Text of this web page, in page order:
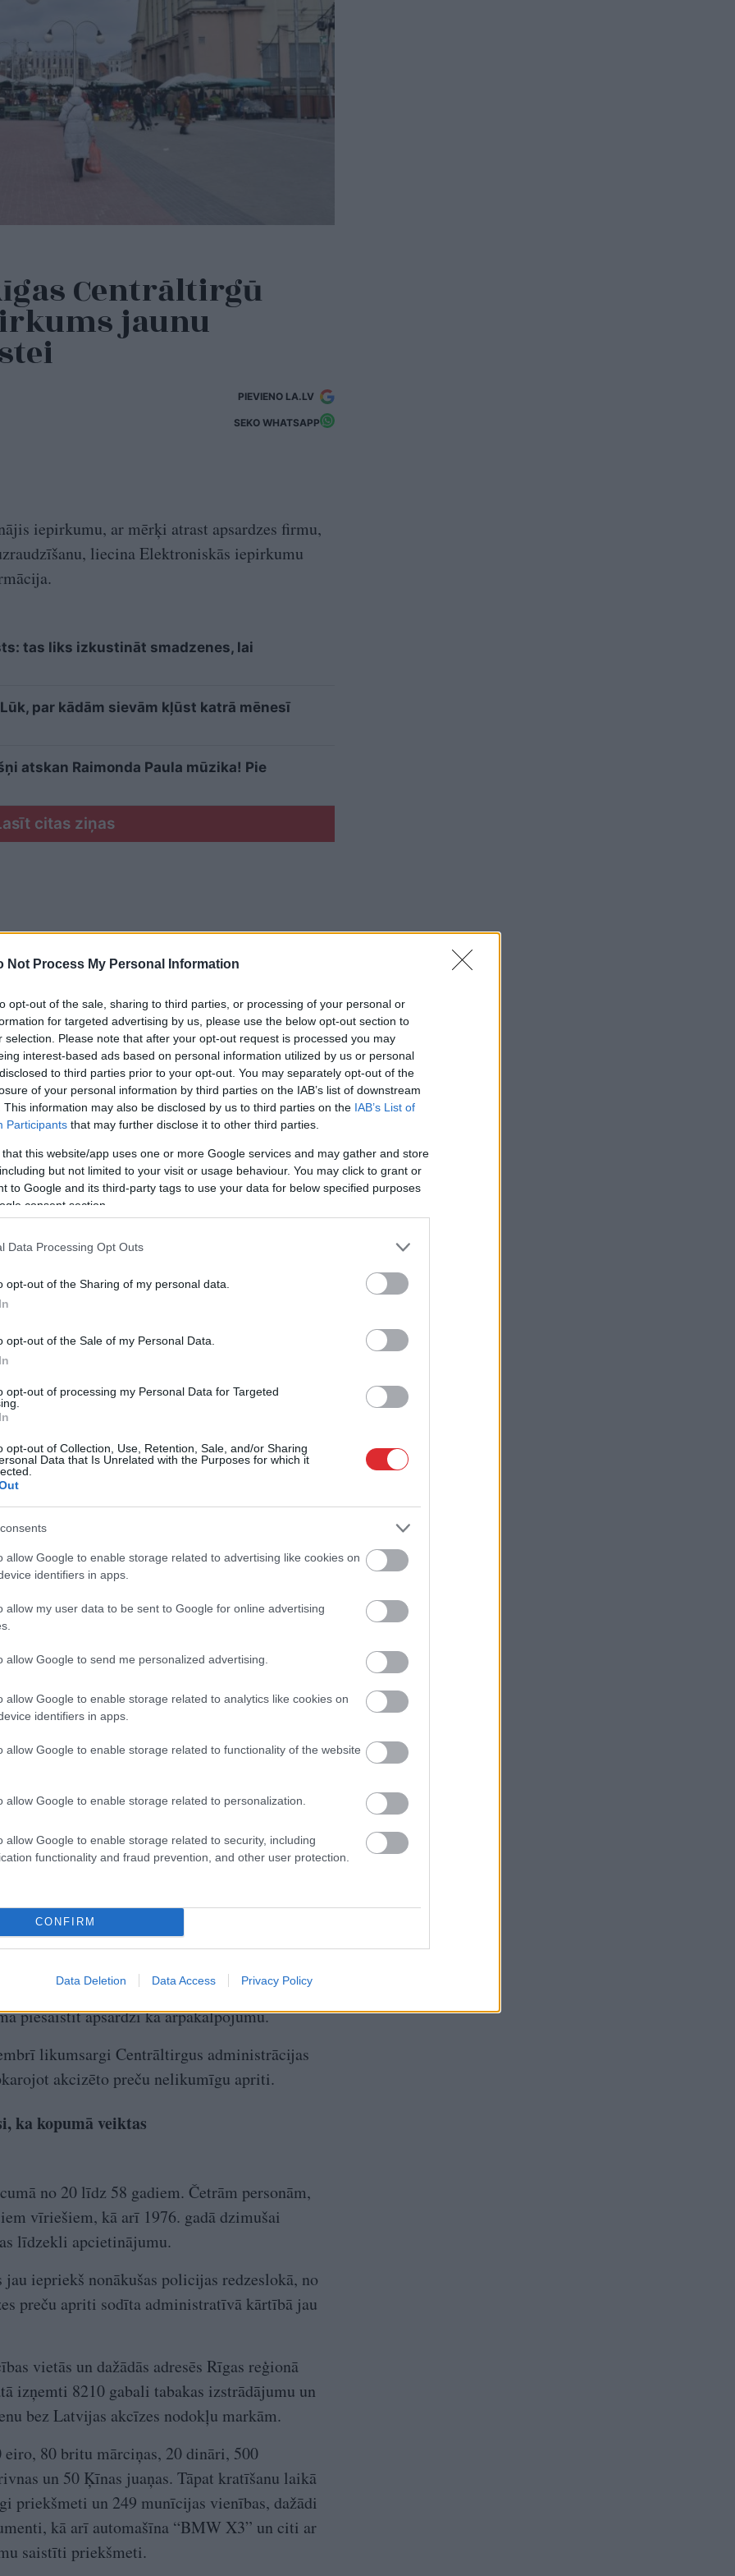
Not Process My Personal Information
opt-out of the sale, sharing to third parties, or processing of your personal or
for targeted advertising by us, please use the below opt-out section to
selection. Please note that after your opt-out request is processed you may
interest-based ads based on personal information utilized by us or personal
to third parties prior to your opt-out. You may separately opt-out of the
of your personal information by third parties on the IAB’s list of downstream
This information may also be disclosed by us to third parties on the IAB’s List of
Participants that may further disclose it to other third parties.
that this website/app uses one or more Google services and may gather and store
but not limited to your visit or usage behaviour. You may click to grant or
to Google and its third-party tags to use your data for below specified purposes
consent section.
Data Processing Opt Outs
opt-out of the Sharing of my personal data.
opt-out of the Sale of my Personal Data.
opt-out of processing my Personal Data for Targeted
opt-out of Collection, Use, Retention, Sale, and/or Sharing
Data that Is Unrelated with the Purposes for which it
allow Google to enable storage related to advertising like cookies on
identifiers in apps.
allow my user data to be sent to Google for online advertising
allow Google to send me personalized advertising.
allow Google to enable storage related to analytics like cookies on
identifiers in apps.
allow Google to enable storage related to functionality of the website
allow Google to enable storage related to personalization.
allow Google to enable storage related to security, including
functionality and fraud prevention, and other user protection.
CONFIRM
Data Deletion Data Access Privacy Policy
Centrāltirgū
jaunu
PIEVIENO LA.LV
SEKO WHATSAPP
iepirkumu, ar mērķi atrast apsardzes firmu,
liecina Elektroniskās iepirkumu
tas liks izkustināt smadzenes, lai
par kādām sievām kļūst katrā mēnesī
atskan Raimonda Paula mūzika! Pie
citas ziņas
būs jānodrošina
Spīķeru ielu un
19 būs jānodrošina divu darbinieku
Krievijas
atentātu pret
Transilvānijas?
neparastus
uz trīs mēnešiem un savus piedāvājumus
teritorijā nodrošināja centrāltirgus Iekšējās
beigās veiktajām Valsts policijas kratīšanām
piesaistīt apsardzi kā ārpakalpojumu.
likumsargi Centrāltirgus administrācijas
akcizēto preču nelikumīgu apriti.
ka kopumā veiktas
no 20 līdz 58 gadiem. Četrām personām,
vīriešiem, kā arī 1976. gadā dzimušai
līdzekli apcietinājumu.
iepriekš nonākušas policijas redzeslokā, no
preču apriti sodīta administratīvā kārtībā jau
vietās un dažādās adresēs Rīgas reģionā
izņemti 8210 gabali tabakas izstrādājumu un
bez Latvijas akcīzes nodokļu markām.
80 britu mārciņas, 20 dināri, 500
un 50 Ķīnas juaņas. Tāpat kratīšanu laikā
priekšmeti un 249 munīcijas vienības, dažādi
kā arī automašīna “BMW X3” un citi ar
saistīti priekšmeti.